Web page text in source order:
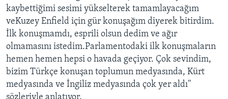
kaybettiğimi sesimi yükselterek tamamlayacağım
veKuzey Enfield için gür konuşağım diyerek bitirdim.
İlk konuşmamdı, esprili olsun dedim ve ağır
olmamasını istedim.Parlamentodaki ilk konuşmaların
hemen hemen hepsi o havada geçiyor. Çok sevindim,
bizim Türkçe konuşan toplumun medyasında, Kürt
medyasında ve İngiliz medyasında çok yer aldı''